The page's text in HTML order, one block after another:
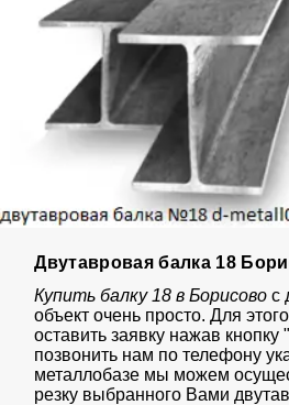
Двутавровая балка 18
Купить балку 18 в Борисовос
объект очень просто. Для
оставить заявку нажав кнопку
позвонить нам по телефону
металлобазе мы можем
резку выбранного Вами